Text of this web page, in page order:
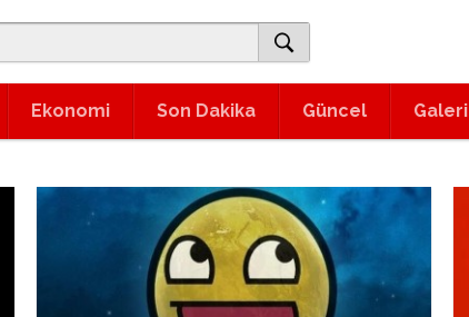
Ekonomi Son Dakika Güncel Galeri